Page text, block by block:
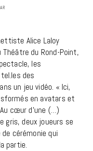
Alice Laloy
du Rond-Point,
les
des
un jeu vidéo. « Ici,
en avatars et
cœur d’une (…)
gris, deux joueurs se
cérémonie qui
partie.